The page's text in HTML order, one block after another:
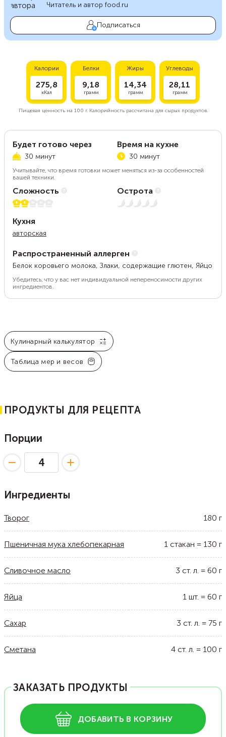
Читатель и автор food.ru
Подписаться
Калории
275,8
кКал
Белки
9,18
грамм
Жиры
14,34
грамм
Углеводы
28,11
грамм
Пищевая ценность на 100 г.Калорийность рассчитана для сырых продуктов.
Будет готово через
30 минут
Время на кухне
30 минут
Учитывайте, что время готовки может меняться из-за особенностей
вашей техники.
Сложность
2 из 5
Острота
Нет остроты
Кухня
авторская
Распространенный аллерген
Белок коровьего молока, Злаки, содержащие глютен, Яйцо
Убедитесь, что у вас нет индивидуальной непереносимости других
ингредиентов.
Кулинарный калькулятор
Таблица мер и весов
ПРОДУКТЫ ДЛЯ РЕЦЕПТА
Порции
Ингредиенты
Творог 180 г
Пшеничная мука хлебопекарная 1 стакан = 130 г
Сливочное масло 3 ст. л. = 60 г
Яйца 1 шт. = 60 г
Сахар 3 ст. л. = 75 г
Сметана 4 ст. л. = 100 г
ЗАКАЗАТЬ ПРОДУКТЫ
ДОБАВИТЬ В КОРЗИНУ